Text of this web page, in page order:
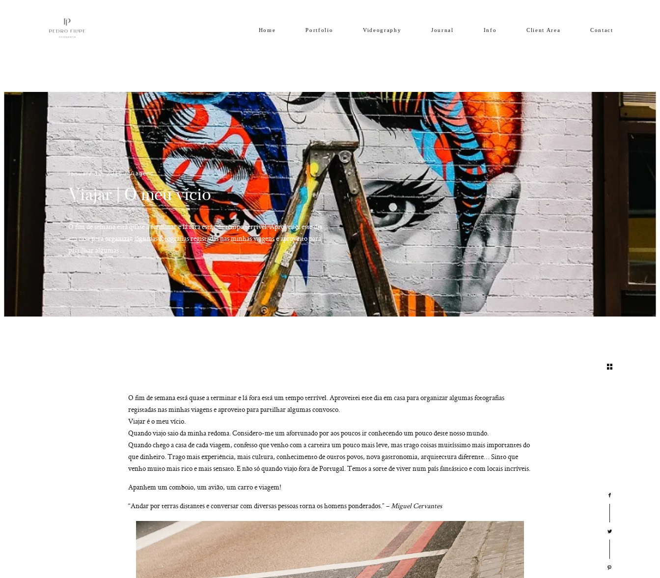
Home Portfolio Videography Journal Info Client Area Contact
January 10, 2016 /Viagens
Viajar | O meu vício
O fim de semana está quase a terminar e lá fora está um tempo terrível. Aproveitei este dia
em casa para organizar algumas fotografias registadas nas minhas viagens e aproveito para
partilhar algumas ...
V
O
O fim de semana está quase a terminar e lá fora está um tempo terrível. Aproveitei este dia em casa para organizar algumas fotografias
registadas nas minhas viagens e aproveito para partilhar algumas convosco.
Viajar é o meu vício.
Quando viajo saio da minha redoma. Considero-me um afortunado por aos poucos ir conhecendo um pouco deste nosso mundo.
Quando chego a casa de cada viagem, confesso que venho com a carteira um pouco mais leve, mas trago coisas muitíssimo mais importantes do
que dinheiro. Trago mais experiência, mais cultura, conhecimento de outros povos, nova gastronomia, arquitectura diferente… Sinto que
venho muito mais rico e mais sensato. E não só quando viajo fora de Portugal. Temos a sorte de viver num país fantástico e com locais incríveis.
Apanhem um comboio, um avião, um carro e viagem!
“Andar por terras distantes e conversar com diversas pessoas torna os homens ponderados.” –Miguel Cervantes